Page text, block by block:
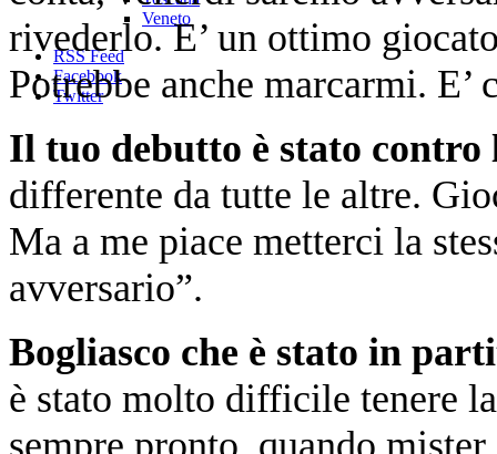
Veneto
RSS Feed
Facebook
Twitter
rivederlo. E’ un ottimo
Potrebbe anche marcarmi.
Il tuo debutto è stato contro
differente da tutte le altre.
Ma a me piace metterci la
avversario”.
Bogliasco che è stato in
è stato molto difficile tenere
sempre pronto, quando